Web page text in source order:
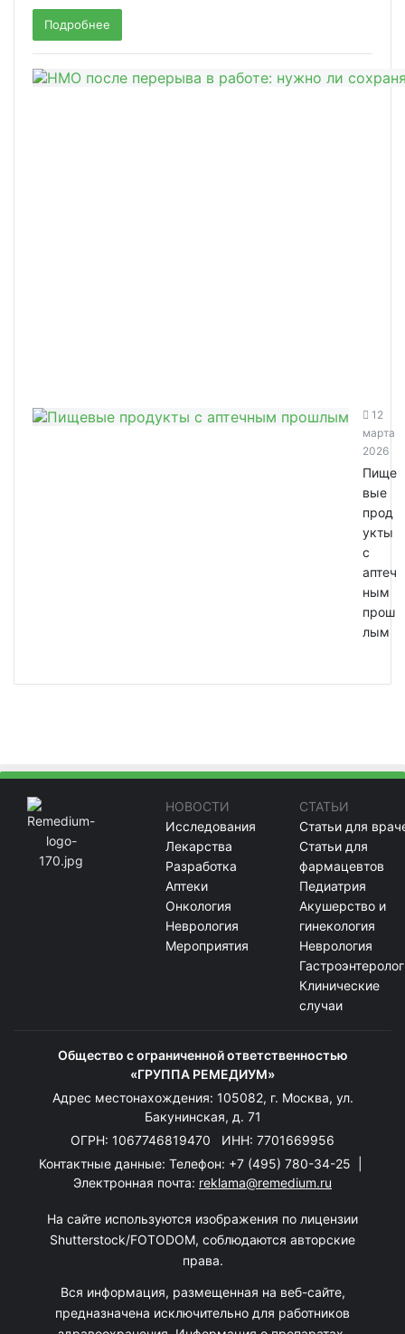
Подробнее
12
марта
2026
Пище
вые
прод
укты
с
аптеч
ным
прош
лым
НОВОСТИ
Исследования
Лекарства
Разработка
Аптеки
Онкология
Неврология
Мероприятия
СТАТЬИ
Статьи для
Статьи для
фармацевтов
Педиатрия
Акушерство и
гинекология
Неврология
Клинические
случаи
Общество с ограниченной ответственностью
«ГРУППА РЕМЕДИУМ»
Адрес местонахождения: 105082, г. Москва, ул.
Бакунинская, д. 71
ОГРН: 1067746819470 ИНН: 7701669956
Контактные данные: Телефон: +7 (495) 780-34-25
Электронная почта: reklama@remedium.ru
На сайте используются изображения по лицензии
Shutterstock/FOTODOM, соблюдаются авторские
права.
Вся информация, размещенная на веб-сайте,
предназначена исключительно для работников